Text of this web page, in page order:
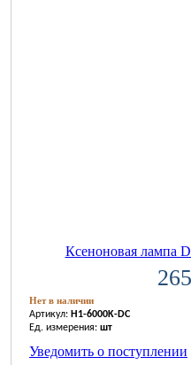
Ксеноновая лампа
Нет в наличии
Артикул: H1-6000K-DC
Ед. измерения: шт
Уведомить о поступлении